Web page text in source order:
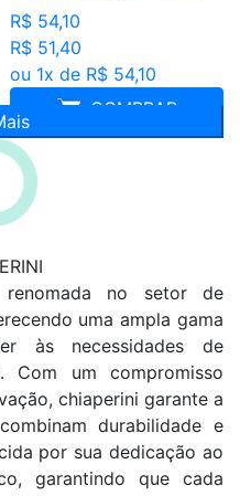
R$ 54,10
R$ 51,40
ou 1x de R$ 54,10
COMPRAR
no setor de
uma ampla gama
às necessidades de
Com um compromisso
chiaperini garante a
durabilidade e
por sua dedicação ao
garantindo que cada